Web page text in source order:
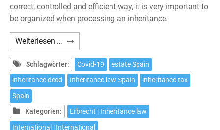
correct, controlled and efficient way, it is very important to
be organized when processing an inheritance.
Weiterlesen … Procedures
to
inherit
in
Spain
Schlagwörter: Covid-19
estate Spain
inheritance deed
Inheritance law Spain
inheritance tax
Spain
Kategorien:
Erbrecht | Inheritance law
International | International